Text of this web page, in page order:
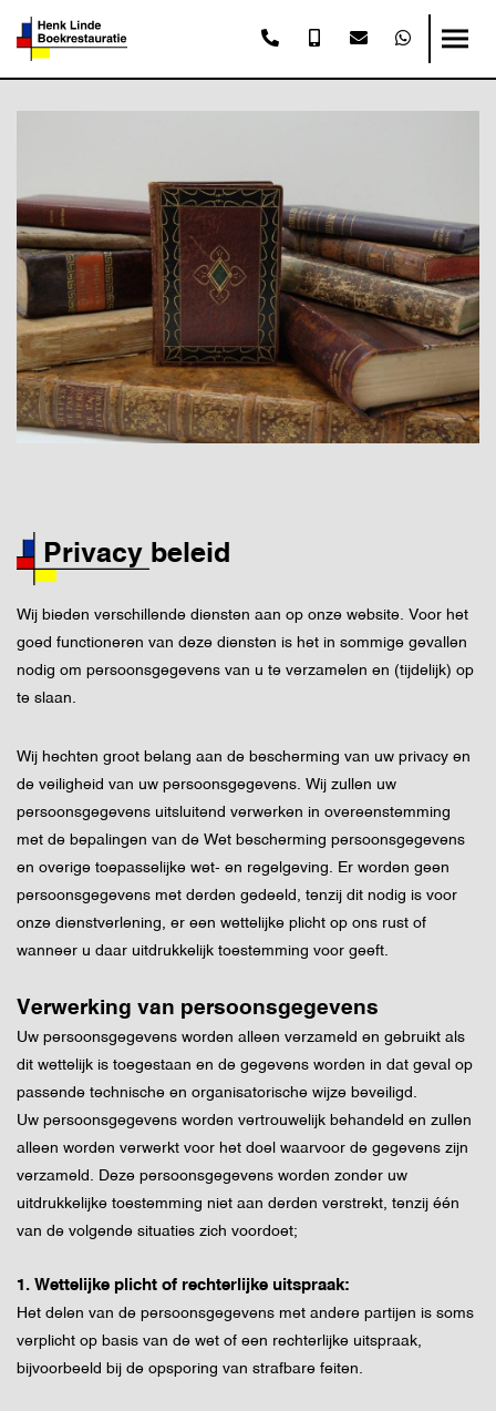
Privacy beleid
Wij bieden verschillende diensten aan op onze website. Voor het
goed functioneren van deze diensten is het in sommige gevallen
nodig om persoonsgegevens van u te verzamelen en (tijdelijk) op
te slaan.
Wij hechten groot belang aan de bescherming van uw privacy en
de veiligheid van uw persoonsgegevens. Wij zullen uw
persoonsgegevens uitsluitend verwerken in overeenstemming
met de bepalingen van de Wet bescherming persoonsgegevens
en overige toepasselijke wet- en regelgeving. Er worden geen
persoonsgegevens met derden gedeeld, tenzij dit nodig is voor
onze dienstverlening, er een wettelijke plicht op ons rust of
wanneer u daar uitdrukkelijk toestemming voor geeft.
Verwerking van persoonsgegevens
Uw persoonsgegevens worden alleen verzameld en gebruikt als
dit wettelijk is toegestaan en de gegevens worden in dat geval op
passende technische en organisatorische wijze beveiligd.
Uw persoonsgegevens worden vertrouwelijk behandeld en zullen
alleen worden verwerkt voor het doel waarvoor de gegevens zijn
verzameld. Deze persoonsgegevens worden zonder uw
uitdrukkelijke toestemming niet aan derden verstrekt, tenzij één
van de volgende situaties zich voordoet;
1. Wettelijke plicht of rechterlijke uitspraak:
Het delen van de persoonsgegevens met andere partijen is soms
verplicht op basis van de wet of een rechterlijke uitspraak,
bijvoorbeeld bij de opsporing van strafbare feiten.